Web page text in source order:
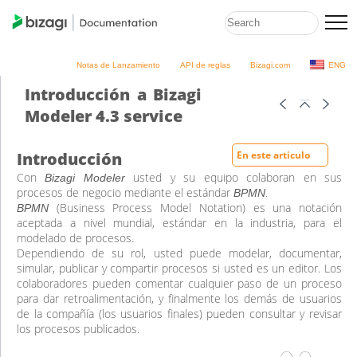
Notas de Lanzamiento API de reglas Bizagi.com ENG